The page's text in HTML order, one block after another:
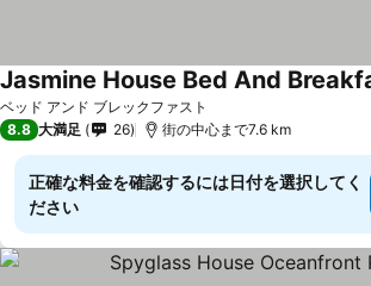
ベッド アンド ブレックファスト
Jasmine House Bed And
8.8 大満足 26 街の中心まで7.6 km
正確な料金を確認するには日付を選択してく
ださい